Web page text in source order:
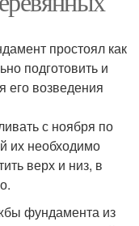
Фундамент под
дом
фундамент
простоял как
подготовить и
его возведения
с ноября по
их необходимо
верх и низ, в
фундамента из